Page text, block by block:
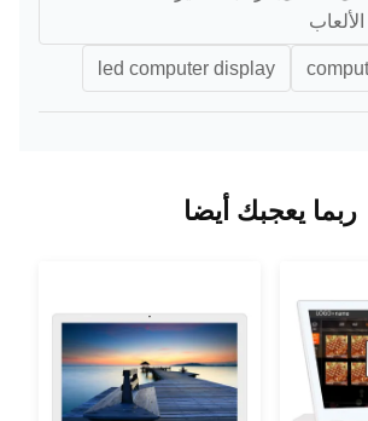
led computer display
ربما يعجبك أيضا